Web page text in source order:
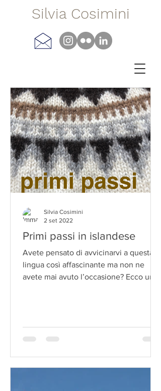
Silvia Cosimini
Primi passi in islandese
Avete pensato di avvicinarvi a questa
lingua così affascinante ma non ne
avete mai avuto l’occasione? Ecco un
Silvia Cosimini
2 set 2022